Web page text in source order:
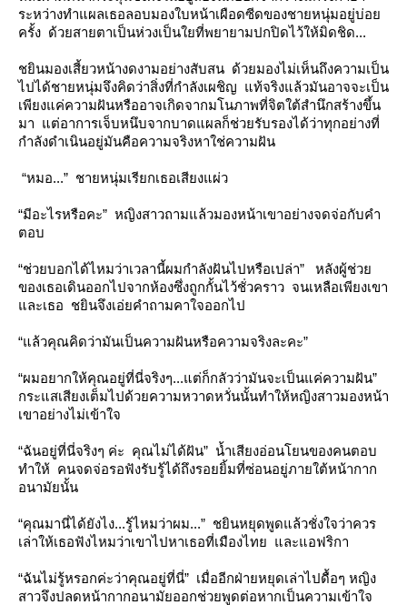
ระหว่างทำแผลเธอลอบมองใบหน้าเผือดซีดของชายหนุ่มอยู่บ่อ
ครั้ง ด้วยสายตาเป็นห่วงเป็นใยที่พยายามปกปิดไว้ให้มิดชิด...
ชยินมองเสี้ยวหน้างดงามอย่างสับสน ด้วยมองไม่เห็นถึงความเป็น
ไปได้ชายหนุ่มจึงคิดว่าสิ่งที่กำลังเผชิญ แท้จริงแล้วมันอาจจะเป็น
เพียงแค่ความฝันหรืออาจเกิดจากมโนภาพที่จิตใต้สำนึกสร้างขึ้น
มา แต่อาการเจ็บหนึบจากบาดแผลก็ช่วยรับรองได้ว่าทุกอย่างที่
กำลังดำเนินอยู่มันคือความจริงหาใช่ความฝัน
“หมอ...” ชายหนุ่มเรียกเธอเสียงแผ่ว
“มีอะไรหรือคะ” หญิงสาวถามแล้วมองหน้าเขาอย่างจดจ่อกับคำ
ตอบ
“ช่วยบอกได้ไหมว่าเวลานี้ผมกำลังฝันไปหรือเปล่า” หลังผู้ช่ว
ของเธอเดินออกไปจากห้องซึ่งถูกกั้นไว้ชั่วคราว จนเหลือเพียงเขา
ละเธอ ชยินจึงเอ่ยคำถามคาใจออกไป
“แล้วคุณคิดว่ามันเป็นความฝันหรือความจริงละคะ”
“ผมอยากให้คุณอยู่ที่นี่จริงๆ...แต่ก็กลัวว่ามันจะเป็นแค่ความฝัน”
กระแสเสียงเต็มไปด้วยความหวาดหวั่นนั้นทำให้หญิงสาวมองหน้า
เขาอย่างไม่เข้าใจ
“ฉันอยู่ที่นี่จริงๆ ค่ะ คุณไม่ได้ฝัน” น้ำเสียงอ่อนโยนของคนตอบ
ทำให้ คนจดจ่อรอฟังรับรู้ได้ถึงรอยยิ้มที่ซ่อนอยู่ภายใต้หน้ากาก
อนามัยนั้น
“คุณมานี่ได้ยังไง...รู้ไหมว่าผม...” ชยินหยุดพูดแล้วชั่งใจว่าควร
เล่าให้เธอฟังไหมว่าเขาไปหาเธอที่เมืองไทย และแอฟริกา
“ฉันไม่รู้หรอกค่ะว่าคุณอยู่ที่นี่” เมื่ออีกฝ่ายหยุดเล่าไปดื้อๆ หญิง
สาวจึงปลดหน้ากากอนามัยออกช่วยพูดต่อหากเป็นความเข้าใจ